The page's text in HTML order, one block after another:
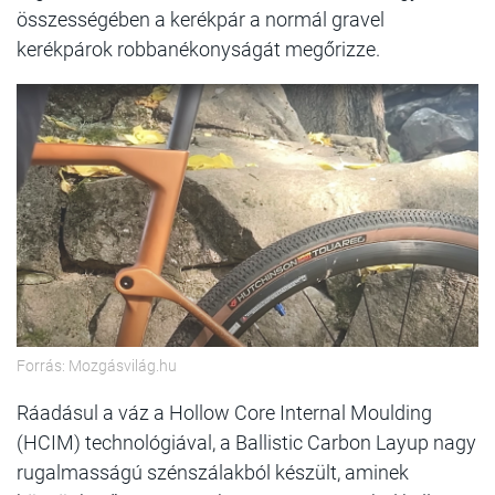
összességében a kerékpár a normál gravel
kerékpárok robbanékonyságát megőrizze.
Forrás: Mozgásvilág.hu
Ráadásul a váz a Hollow Core Internal Moulding
(HCIM) technológiával, a Ballistic Carbon Layup nagy
rugalmasságú szénszálakból készült, aminek